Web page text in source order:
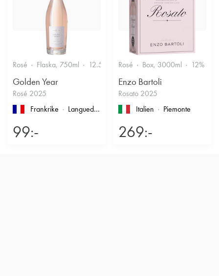
Rosé Flaska, 750ml 12.5% Friskt & Bärigt
Golden Year
Rosé 2025
Frankrike
Languedoc-Roussillon , Pays d'Oc
99:-
Rosé Box, 3000ml 12%
Enzo Bartoli
Rosato 2025
Italien
Piemonte
269:-